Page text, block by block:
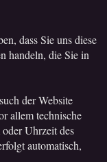
dass Sie uns diese
handeln, die Sie in
der Website
allem technische
Uhrzeit des
automatisch,